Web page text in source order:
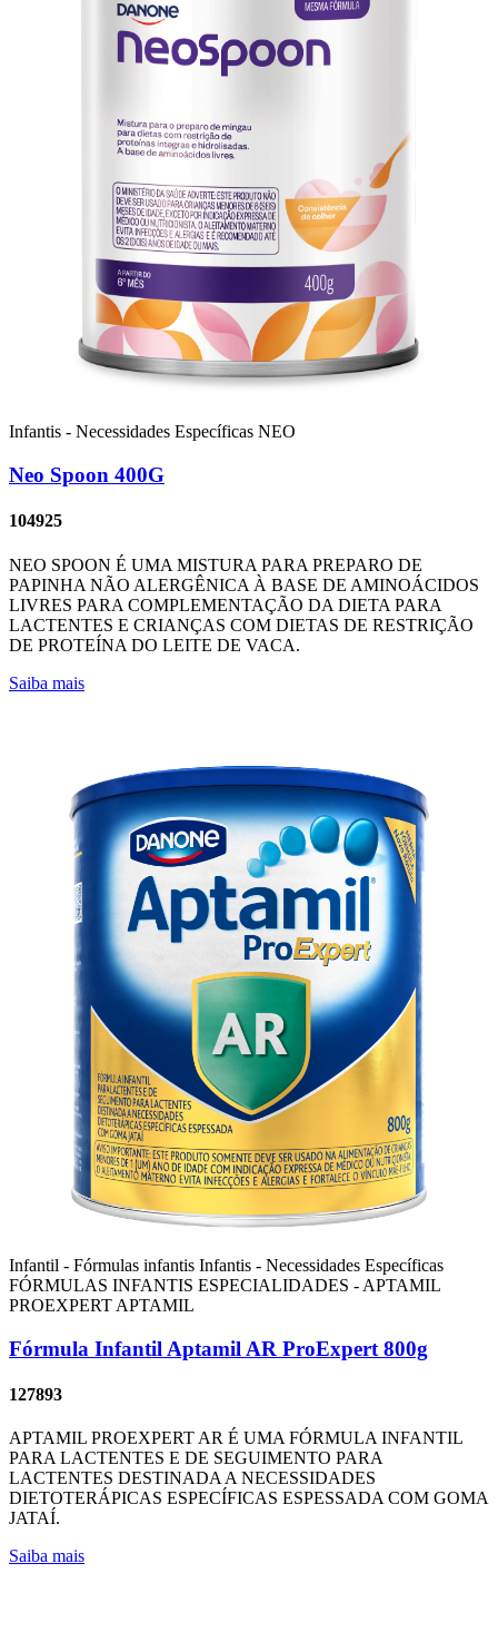
Infantis - Necessidades Específicas NEO
Neo Spoon 400G
104925
NEO SPOON É UMA MISTURA PARA PREPARO DE
PAPINHA NÃO ALERGÊNICA À BASE DE AMINOÁCIDOS
LIVRES PARA COMPLEMENTAÇÃO DA DIETA PARA
LACTENTES E CRIANÇAS COM DIETAS DE RESTRIÇÃO
DE PROTEÍNA DO LEITE DE VACA.
Saiba mais
Infantil - Fórmulas infantis Infantis - Necessidades Específicas
FÓRMULAS INFANTIS ESPECIALIDADES - APTAMIL
PROEXPERT APTAMIL
Fórmula Infantil Aptamil AR ProExpert 800g
127893
APTAMIL PROEXPERT AR É UMA FÓRMULA INFANTIL
PARA LACTENTES E DE SEGUIMENTO PARA
LACTENTES DESTINADA A NECESSIDADES
DIETOTERÁPICAS ESPECÍFICAS ESPESSADA COM GOMA
JATAÍ.
Saiba mais